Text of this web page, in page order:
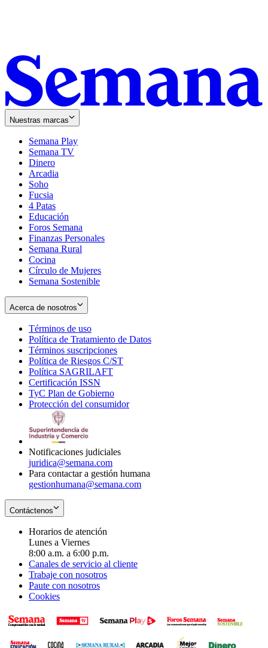
Nuestras marcas
Semana Play
Semana TV
Dinero
Arcadia
Soho
in
new
window
Fucsia
in
new
window
4 Patas
Educación
Foros Semana
Finanzas Personales
Semana Rural
Cocina
Círculo de Mujeres
Semana Sostenible
Acerca de nosotros
Términos de uso
in
new
window
Política de Tratamiento de Datos
Términos suscripciones
in
Política de Riesgos C/ST
Política SAGRILAFT
new
window
Certificación ISSN
in
new
TyC Plan de Gobierno
in
Protección del consumidorOpens
Notificaciones judiciales
juridica@semana.com
Para contactar a gestión humana
gestionhumana@semana.com
Contáctenos
Horarios de atención
Lunes a Viernes
8:00 a.m. a 6:00 p.m.
Canales de servicio al cliente
Trabaje con nosotros
Paute con nosotros
Cookies